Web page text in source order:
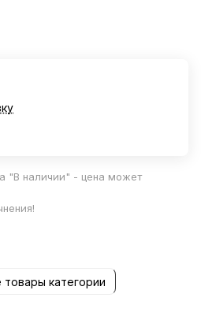
"В наличии" - цена может
товары категории